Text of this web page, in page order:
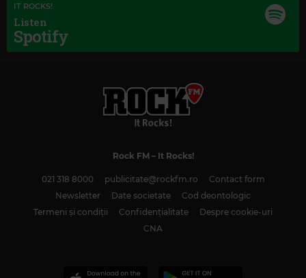
PEER GYNT SUITE NO. 1, OP. 46: I. MORNING MOOD
IT ROCKS!
Listen
Spotify
Rock FM– It Rocks!
021 318 8000 publicitate@rockfm.ro
Contact form
Newsletter
Date societate
Cod deontologic
Termeni și condiții
Confidențialitate
Despre cookie-uri
CNA